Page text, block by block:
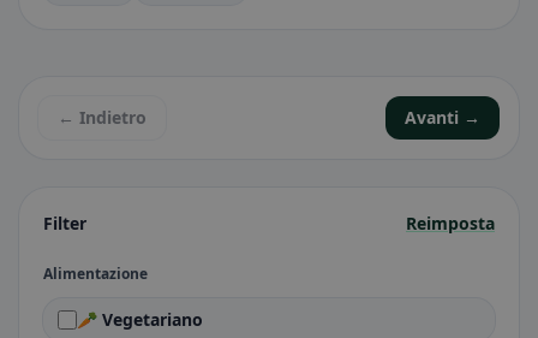
Filter Reimposta
Alimentazione
🥕 Vegetariano
← Indietro Avanti →